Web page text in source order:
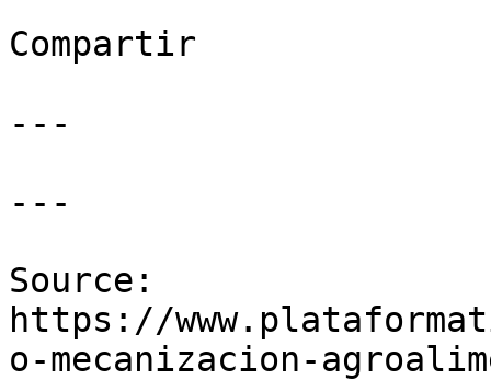
Compartir
---
---
Source:
https://
o-mecanizacion-